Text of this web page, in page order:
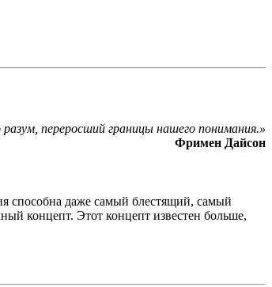
переросший границы нашего понимания.»
Фримен Дайсон
способна даже самый блестящий, самый
концепт. Этот концепт известен больше,